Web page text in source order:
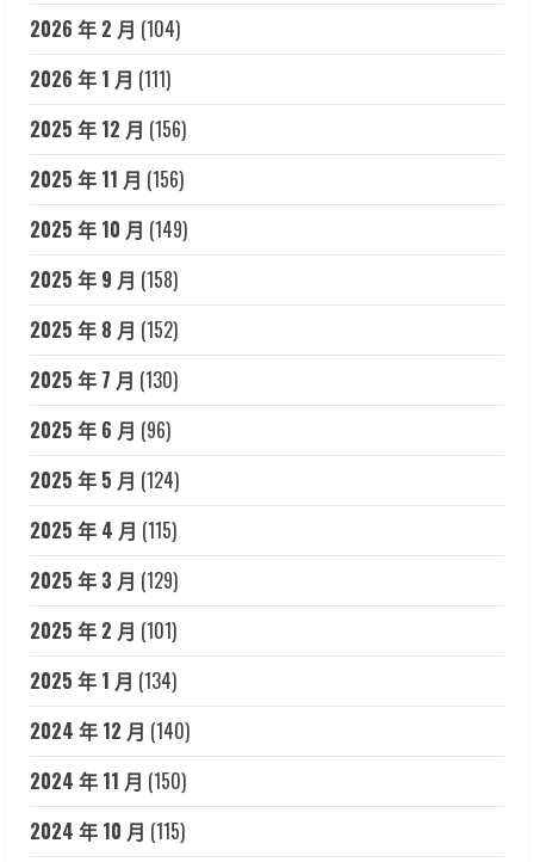
2026 年 2 月 (104)
2026 年 1 月 (111)
2025 年 12 月 (156)
2025 年 11 月 (156)
2025 年 10 月 (149)
2025 年 9 月 (158)
2025 年 8 月 (152)
2025 年 7 月 (130)
2025 年 6 月 (96)
2025 年 5 月 (124)
2025 年 4 月 (115)
2025 年 3 月 (129)
2025 年 2 月 (101)
2025 年 1 月 (134)
2024 年 12 月 (140)
2024 年 11 月 (150)
2024 年 10 月 (115)